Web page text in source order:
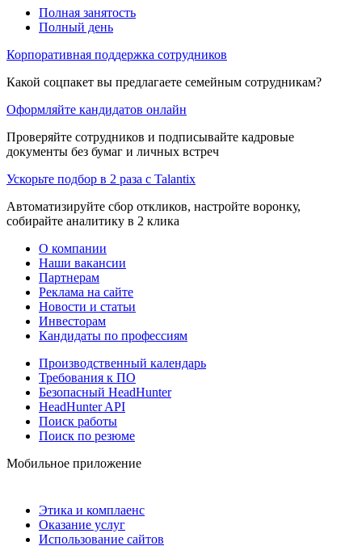
Полная занятость
Полный день
Корпоративная поддержка сотрудников
Какой соцпакет вы предлагаете семейным сотрудникам?
Оформляйте кандидатов онлайн
Проверяйте сотрудников и подписывайте кадровые
документы без бумаг и личных встреч
Ускорьте подбор в 2 раза с Talantix
Автоматизируйте сбор откликов, настройте воронку,
собирайте аналитику в 2 клика
О компании
Наши вакансии
Партнерам
Реклама на сайте
Новости и статьи
Инвесторам
Кандидаты по профессиям
Производственный календарь
Требования к ПО
Безопасный HeadHunter
HeadHunter API
Поиск работы
Поиск по резюме
Мобильное приложение
Этика и комплаенс
Оказание услуг
Использование сайтов